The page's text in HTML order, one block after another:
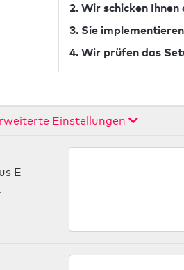
2. Wir schicken
3. Sie
4. Wir prüfen das
Einstellungen
E-